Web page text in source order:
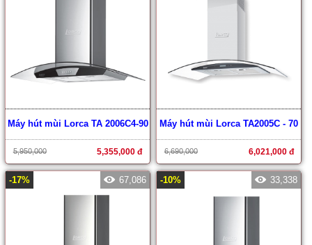
Máy hút mùi Lorca TA 2006C4-90
5,950,000 5,355,000 đ
Máy hút mùi Lorca TA2005C - 70
6,690,000 6,021,000 đ
-17% 67,086 -10% 33,338